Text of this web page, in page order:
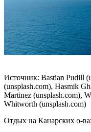
Источник: Bastian Pudill
(unsplash.com), Hasmik
Martinez (unsplash.com),
Whitworth (unsplash.com)
Отдых на Канарских о-